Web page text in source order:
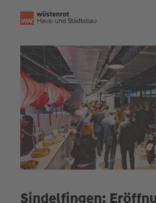
Inhalt
Sindelfingen: